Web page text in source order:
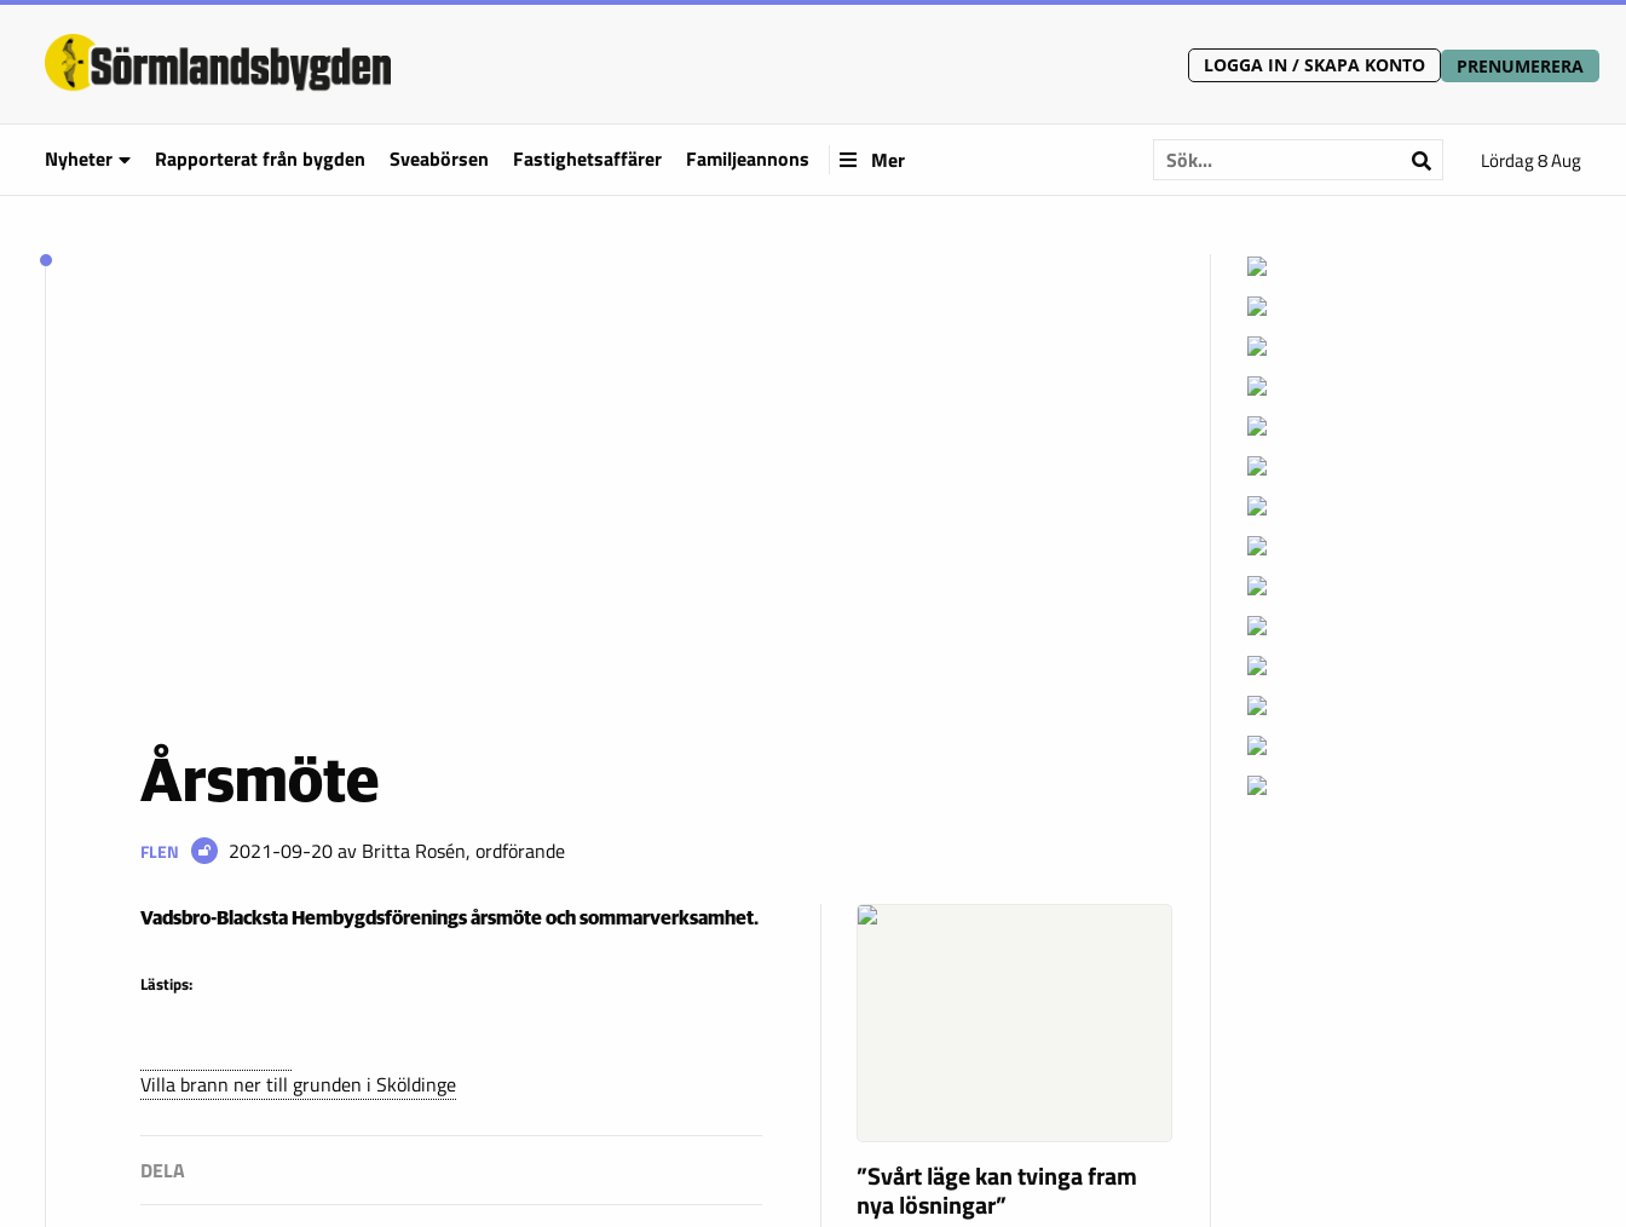
LOGGA IN / SKAPA KONTO PRENUMERERA
Nyheter Rapporterat från bygden Sveabörsen Fastighetsaffärer Familjeannons Mer Lördag 8 Aug
Årsmöte
FLEN 2021-09-20av Britta Rosén, ordförande
Vadsbro-Blacksta Hembygdsförenings årsmöte och sommarverksamhet.
Lästips:
Villa brann ner till grunden i Sköldinge
”Svårt läge kan tvinga fram
nya lösningar”